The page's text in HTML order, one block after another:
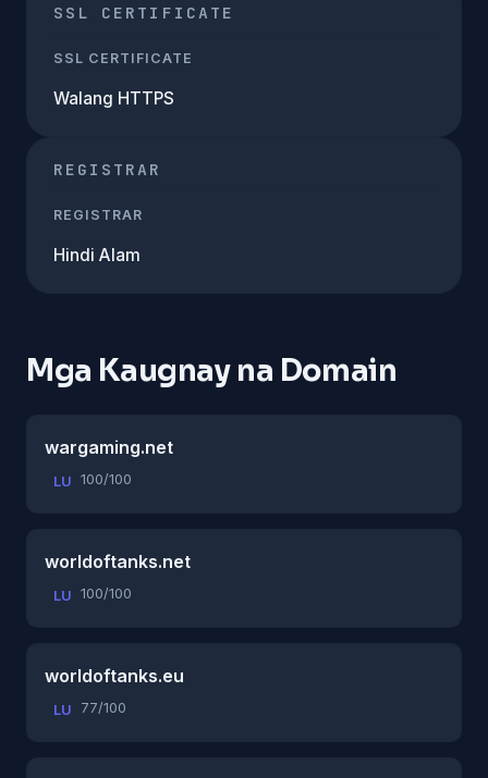
SSL CERTIFICATE
SSL CERTIFICATE
Walang HTTPS
REGISTRAR
REGISTRAR
Hindi Alam
Mga Kaugnay na Domain
wargaming.net
LU 100/100
worldoftanks.net
LU 100/100
worldoftanks.eu
LU 77/100